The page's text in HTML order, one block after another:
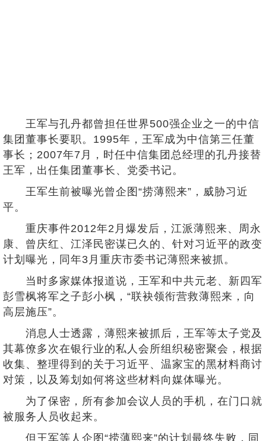
王军与孔丹都曾担任世界500强企业之一的中信
集团董事长要职。1995年，王军成为中信第三任董
事长；2007年7月，时任中信集团总经理的孔丹接替
王军，出任集团董事长、党委书记。
王军生前被曝光曾企图“捞薄熙来”，威胁习近
平。
重庆事件2012年2月爆发后，江派薄熙来、周永
康、曾庆红、江泽民密谋已久的、针对习近平的政变
计划曝光，同年3月重庆市委书记薄熙来被抓。
当时多家媒体报道说，王军和中共元老、新四军
彭雪枫将军之子彭小枫，“联袂领衔营救薄熙来，向
高层施压”。
消息人士透露，薄熙来被抓后，王军等太子党及
其幕僚多次在银行业的私人会所组织秘密聚会，根据
收集、整理得到的关于习近平、温家宝的黑材料商讨
对策，以及筹划如何将这些材料向媒体曝光。
为了保密，所有参加会议人员的手机，在门口就
被服务人员收起来。
但王军等人企图“捞薄熙来”的计划最终失败，同